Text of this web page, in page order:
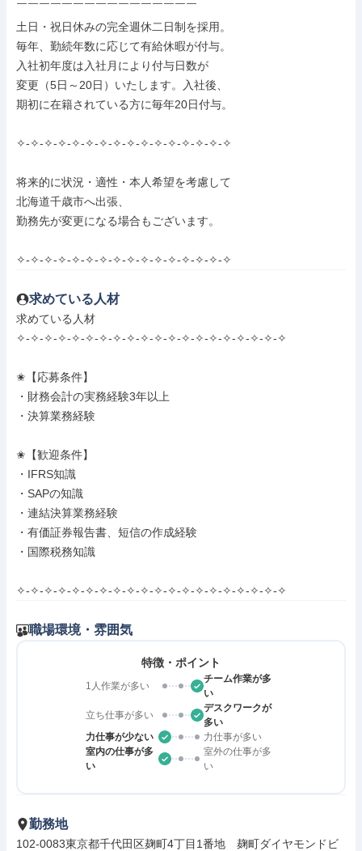
￣￣￣￣￣￣￣￣￣￣￣￣￣￣￣￣
土日・祝日休みの完全週休二日制を採用。
毎年、勤続年数に応じて有給休暇が付与。
入社初年度は入社月により付与日数が
変更（5日～20日）いたします。入社後、
期初に在籍されている方に毎年20日付与。
✧-✧-✧-✧-✧-✧-✧-✧-✧-✧-✧-✧-✧-✧-✧-✧
将来的に状況・適性・本人希望を考慮して
北海道千歳市へ出張、
勤務先が変更になる場合もございます。
✧-✧-✧-✧-✧-✧-✧-✧-✧-✧-✧-✧-✧-✧-✧-✧
求めている人材
求めている人材
✧-✧-✧-✧-✧-✧-✧-✧-✧-✧-✧-✧-✧-✧-✧-✧-✧-✧-✧-✧
✬【応募条件】
・財務会計の実務経験3年以上
・決算業務経験
✬【歓迎条件】
・IFRS知識
・SAPの知識
・連結決算業務経験
・有価証券報告書、短信の作成経験
・国際税務知識
✧-✧-✧-✧-✧-✧-✧-✧-✧-✧-✧-✧-✧-✧-✧-✧-✧-✧-✧-✧
職場環境・雰囲気
特徴・ポイント
1人作業が多い
チーム作業が多
い
立ち仕事が多い
デスクワークが
多い
力仕事が少ない
力仕事が多い
室内の仕事が多
い
室外の仕事が多
い
勤務地
102-0083東京都千代田区麹町4丁目1番地　麹町ダイヤモンドビ